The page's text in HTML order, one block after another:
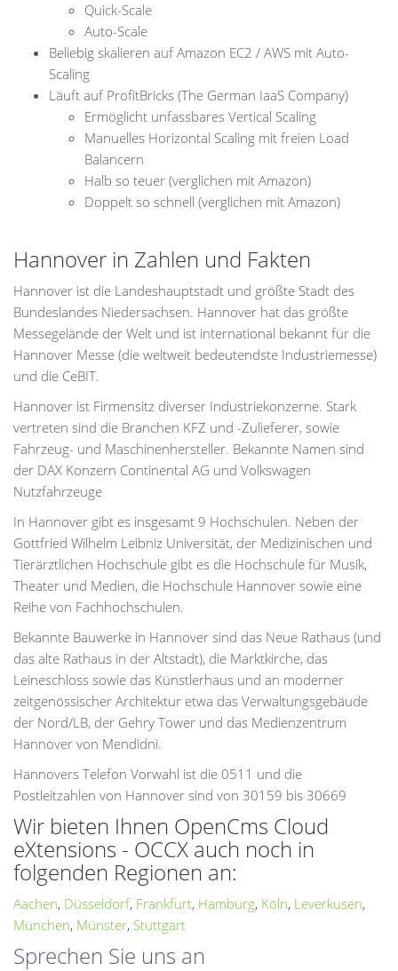
Quick-Scale
Auto-Scale
Beliebig skalieren auf Amazon EC2 / AWS mit Auto-
Scaling
Läuft auf ProfitBricks (The German IaaS Company)
Ermöglicht unfassbares Vertical Scaling
Manuelles Horizontal Scaling mit freien Load
Balancern
Halb so teuer (verglichen mit Amazon)
Doppelt so schnell (verglichen mit Amazon)
Hannover in Zahlen und Fakten
Hannover ist die Landeshauptstadt und größte Stadt des
Bundeslandes Niedersachsen. Hannover hat das größte
Messegelände der Welt und ist international bekannt für die
Hannover Messe (die weltweit bedeutendste Industriemesse)
und die CeBIT.
Hannover ist Firmensitz diverser Industriekonzerne. Stark
vertreten sind die Branchen KFZ und -Zulieferer, sowie
Fahrzeug- und Maschinenhersteller. Bekannte Namen sind
der DAX Konzern Continental AG und Volkswagen
Nutzfahrzeuge
In Hannover gibt es insgesamt 9 Hochschulen. Neben der
Gottfried Wilhelm Leibniz Universität, der Medizinischen und
Tierärztlichen Hochschule gibt es die Hochschule für Musik,
Theater und Medien, die Hochschule Hannover sowie eine
Reihe von Fachhochschulen.
Bekannte Bauwerke in Hannover sind das Neue Rathaus (und
das alte Rathaus in der Altstadt), die Marktkirche, das
Leineschloss sowie das Künstlerhaus und an moderner
zeitgenössischer Architektur etwa das Verwaltungsgebäude
der Nord/LB, der Gehry Tower und das Medienzentrum
Hannover von Mendidni.
Hannovers Telefon Vorwahl ist die 0511 und die
Postleitzahlen von Hannover sind von 30159 bis 30669
Wir bieten Ihnen OpenCms Cloud
eXtensions - OCCX auch noch in
folgenden Regionen an:
Aachen, Düsseldorf, Frankfurt, Hamburg, Köln, Leverkusen,
München, Münster, Stuttgart
Sprechen Sie uns an